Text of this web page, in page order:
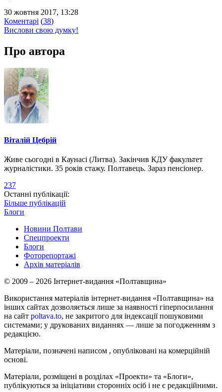
30 жовтня 2017, 13:28
Коментарі (38)
Вислови свою думку!
Про автора
Віталій Цебрій
Живе сьогодні в Каунасі (Литва). Закінчив КДУ факультет
журналістики. 35 років стажу. Полтавець. Зараз пенсіонер.
237
Останні публікації:
Більше публікацій
Блоги
Новини Полтави
Спецпроекти
Блоги
Фоторепортажі
Архів матеріалів
© 2009 – 2026 Інтернет-видання «Полтавщина»
Використання матеріалів інтернет-видання «Полтавщина» на
інших сайтах дозволяється лише за наявності гіперпосилання
на сайт poltava.to, не закритого для індексації пошуковими
системами; у друкованих виданнях — лише за погодженням з
редакцією.
Матеріали, позначені написом , опубліковані на комерційній
основі.
Матеріали, розміщені в розділах «Проекти» та «Блоги»,
публікуються за ініціативи сторонніх осіб і не є редакційними.